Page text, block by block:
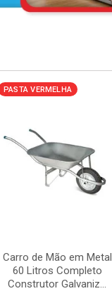
PASTA VERMELHA
Carro de Mão em Metal
60 Litros Completo
Construtor Galvaniz...